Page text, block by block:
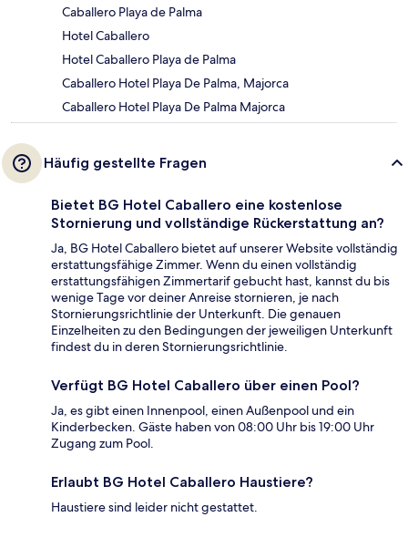
Caballero Playa de Palma
Hotel Caballero
Hotel Caballero Playa de Palma
Caballero Hotel Playa De Palma, Majorca
Caballero Hotel Playa De Palma Majorca
Häufig gestellte Fragen
Bietet BG Hotel Caballero eine kostenlose
Stornierung und vollständige Rückerstattung an?
Ja, BG Hotel Caballero bietet auf unserer Website vollständig
erstattungsfähige Zimmer. Wenn du einen vollständig
erstattungsfähigen Zimmertarif gebucht hast, kannst du bis
wenige Tage vor deiner Anreise stornieren, je nach
Stornierungsrichtlinie der Unterkunft. Die genauen
Einzelheiten zu den Bedingungen der jeweiligen Unterkunft
findest du in deren Stornierungsrichtlinie.
Verfügt BG Hotel Caballero über einen Pool?
Ja, es gibt einen Innenpool, einen Außenpool und ein
Kinderbecken. Gäste haben von 08:00 Uhr bis 19:00 Uhr
Zugang zum Pool.
Erlaubt BG Hotel Caballero Haustiere?
Haustiere sind leider nicht gestattet.